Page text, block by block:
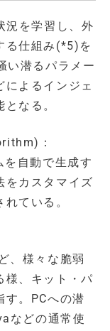
況を学習し、外
る仕組み(*5)を
い潜るパラメー
によるインジェ
なる。
：
を自動で生成す
をカスタマイズ
ている。
、様々な脆弱
様、キット・パ
す。PCへの潜
などの通常使